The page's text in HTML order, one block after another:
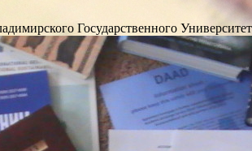
Государственного